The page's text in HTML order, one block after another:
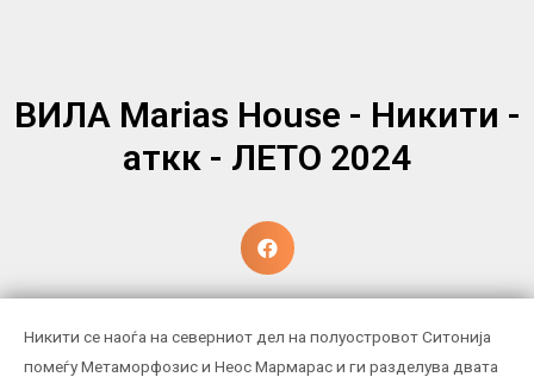
ВИЛА Marias House - Никити -
аткк - ЛЕТО 2024
Никити се наоѓа на северниот дел на полуостровот Ситонија
помеѓу Метаморфозис и Неос Мармарас и ги разделува двата